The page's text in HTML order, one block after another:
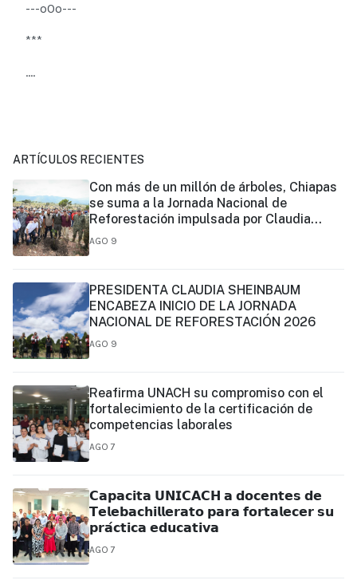
---o0o---
***
....
ARTÍCULOS RECIENTES
Con más de un millón de árboles, Chiapas
se suma a la Jornada Nacional de
Reforestación impulsada por Claudia
Sheinbaum
AGO 9
PRESIDENTA CLAUDIA SHEINBAUM
ENCABEZA INICIO DE LA JORNADA
NACIONAL DE REFORESTACIÓN 2026
AGO 9
Reafirma UNACH su compromiso con el
fortalecimiento de la certificación de
competencias laborales
AGO 7
𝗖𝗮𝗽𝗮𝗰𝗶𝘁𝗮 𝗨𝗡𝗜𝗖𝗔𝗖𝗛 𝗮 𝗱𝗼𝗰𝗲𝗻𝘁𝗲𝘀 𝗱𝗲
𝗧𝗲𝗹𝗲𝗯𝗮𝗰𝗵𝗶𝗹𝗹𝗲𝗿𝗮𝘁𝗼 𝗽𝗮𝗿𝗮 𝗳𝗼𝗿𝘁𝗮𝗹𝗲𝗰𝗲𝗿 𝘀𝘂
𝗽𝗿𝗮́𝗰𝘁𝗶𝗰𝗮 𝗲𝗱𝘂𝗰𝗮𝘁𝗶𝘃𝗮
AGO 7